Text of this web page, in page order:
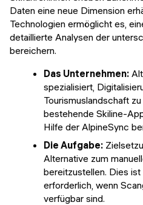
Daten eine neue Dimension
Technologien ermöglicht es,
detaillierte Analysen der
bereichern.
Das Unternehmen:
spezialisiert,
Tourismuslandschaft
bestehende Skiline-
Hilfe der AlpineSync
Die Aufgabe:
Alternative zum
bereitzustellen. Dies
erforderlich, wenn
verfügbar sind.